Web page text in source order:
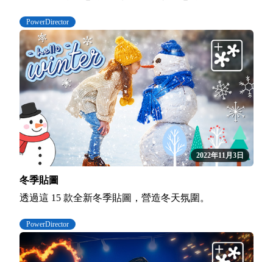
PowerDirector
2022年11月3日
冬季貼圖
透過這 15 款全新冬季貼圖，營造冬天氛圍。
PowerDirector